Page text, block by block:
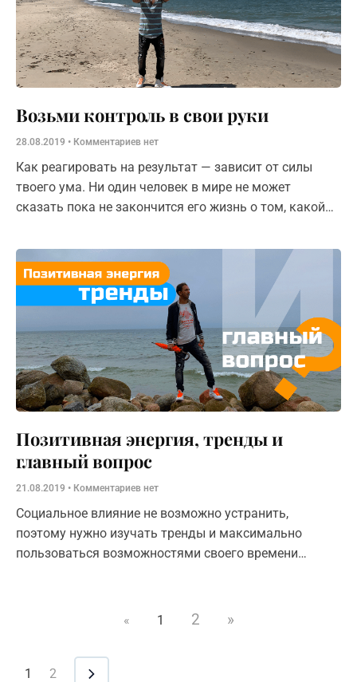
Возьми контроль в свои руки
28.08.2019 Комментариев нет
Как реагировать на результат — зависит от силы
твоего ума. Ни один человек в мире не может
сказать пока не закончится его жизнь о том, какой
отрицательным.
Позитивная энергия, тренды и
главный вопрос
21.08.2019 Комментариев нет
Социальное влияние не возможно устранить,
поэтому нужно изучать тренды и максимально
пользоваться возможностями своего времени
« 1 2 »
1 2